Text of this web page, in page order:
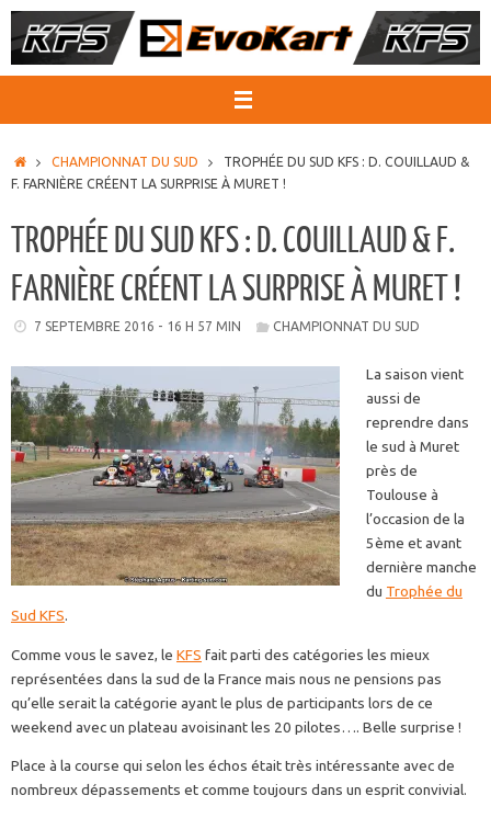
Passer
au
ACCUEIL
CHAMPIONNAT DU SUD
TROPHÉE DU SUD KFS : D. COUILLAUD &
F. FARNIÈRE CRÉENT LA SURPRISE À MURET !
TROPHÉE DU SUD KFS : D. COUILLAUD & F.
FARNIÈRE CRÉENT LA SURPRISE À MURET !
7 SEPTEMBRE 2016 - 16 H 57 MIN CHAMPIONNAT DU SUD
La saison vient
aussi de
reprendre dans
le sud à Muret
près de
Toulouse à
l’occasion de la
5ème et avant
dernière manche
du Trophée du
Sud KFS.
Comme vous le savez, le KFS fait parti des catégories les mieux
représentées dans la sud de la France mais nous ne pensions pas
qu’elle serait la catégorie ayant le plus de participants lors de ce
weekend avec un plateau avoisinant les 20 pilotes…. Belle surprise !
Place à la course qui selon les échos était très intéressante avec de
nombreux dépassements et comme toujours dans un esprit convivial.